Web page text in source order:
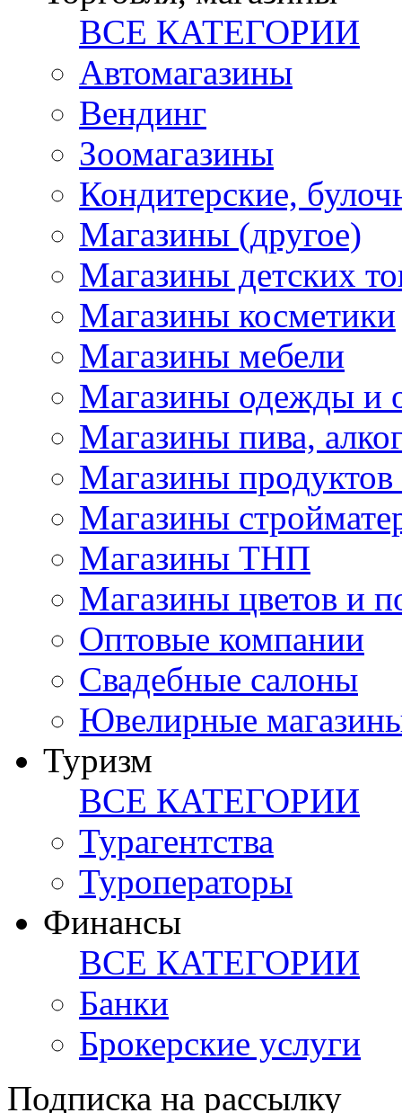
ВСЕ КАТЕГОРИИ
Автомагазины
Вендинг
Зоомагазины
Кондитерские,
Магазины (другое)
Магазины детских
Магазины косметики
Магазины мебели
Магазины одежды и
Магазины пива,
Магазины продуктов
Магазины
Магазины ТНП
Магазины цветов и
Оптовые компании
Свадебные салоны
Ювелирные
Туризм
ВСЕ КАТЕГОРИИ
Турагентства
Туроператоры
Финансы
ВСЕ КАТЕГОРИИ
Банки
Брокерские услуги
Подписка на рассылку